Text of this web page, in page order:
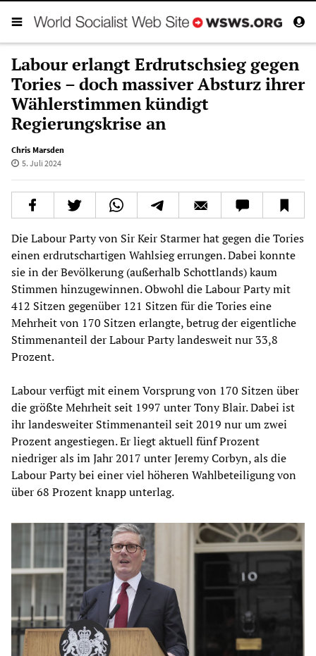
Labour erlangt Erdrutschsieg gegen
Tories – doch massiver Absturz ihrer
Wählerstimmen kündigt
Regierungskrise an
Chris Marsden
5. Juli 2024
Die Labour Party von Sir Keir Starmer hat gegen die Tories
einen erdrutschartigen Wahlsieg errungen. Dabei konnte
sie in der Bevölkerung (außerhalb Schottlands) kaum
Stimmen hinzugewinnen. Obwohl die Labour Party mit
412 Sitzen gegenüber 121 Sitzen für die Tories eine
Mehrheit von 170 Sitzen erlangte, betrug der eigentliche
Stimmenanteil der Labour Party landesweit nur 33,8
Prozent.
Labour verfügt mit einem Vorsprung von 170 Sitzen über
die größte Mehrheit seit 1997 unter Tony Blair. Dabei ist
ihr landesweiter Stimmenanteil seit 2019 nur um zwei
Prozent angestiegen. Er liegt aktuell fünf Prozent
niedriger als im Jahr 2017 unter Jeremy Corbyn, als die
Labour Party bei einer viel höheren Wahlbeteiligung von
über 68 Prozent knapp unterlag.